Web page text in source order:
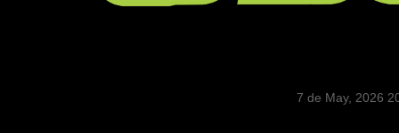
7 de May, 2026